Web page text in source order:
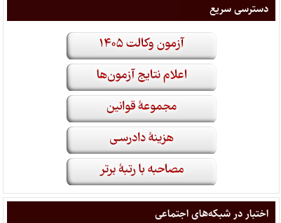
دسترسی سریع
اختبار در شبکه‌های اجتماعی